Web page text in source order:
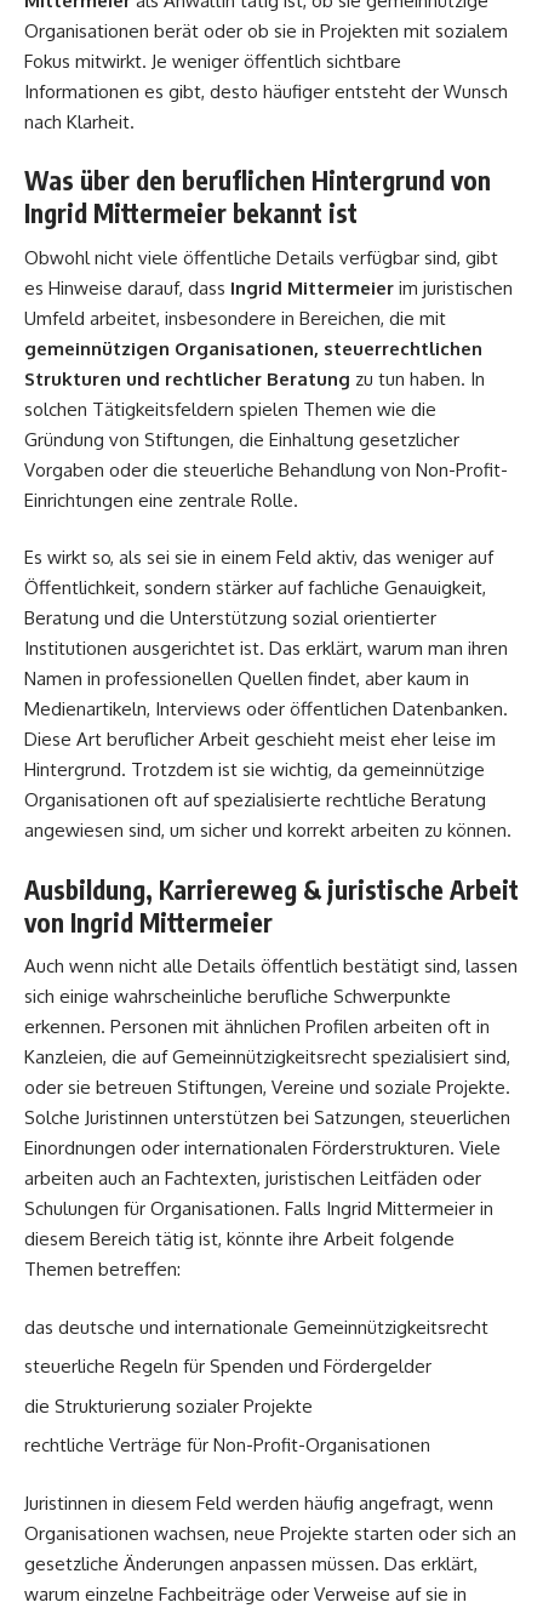
Organisationen berät oder ob sie in Projekten mit sozialem
Fokus mitwirkt. Je weniger öffentlich sichtbare
Informationen es gibt, desto häufiger entsteht der Wunsch
nach Klarheit.
Was über den beruflichen Hintergrund von
Ingrid Mittermeier bekannt ist
Obwohl nicht viele öffentliche Details verfügbar sind, gibt
es Hinweise darauf, dass Ingrid Mittermeier im juristischen
Umfeld arbeitet, insbesondere in Bereichen, die mit
gemeinnützigen Organisationen, steuerrechtlichen
Strukturen und rechtlicher Beratung zu tun haben. In
solchen Tätigkeitsfeldern spielen Themen wie die
Gründung von Stiftungen, die Einhaltung gesetzlicher
Vorgaben oder die steuerliche Behandlung von Non-Profit-
Einrichtungen eine zentrale Rolle.
Es wirkt so, als sei sie in einem Feld aktiv, das weniger auf
Öffentlichkeit, sondern stärker auf fachliche Genauigkeit,
Beratung und die Unterstützung sozial orientierter
Institutionen ausgerichtet ist. Das erklärt, warum man ihren
Namen in professionellen Quellen findet, aber kaum in
Medienartikeln, Interviews oder öffentlichen Datenbanken.
Diese Art beruflicher Arbeit geschieht meist eher leise im
Hintergrund. Trotzdem ist sie wichtig, da gemeinnützige
Organisationen oft auf spezialisierte rechtliche Beratung
angewiesen sind, um sicher und korrekt arbeiten zu können.
Ausbildung, Karriereweg & juristische Arbeit
von Ingrid Mittermeier
Auch wenn nicht alle Details öffentlich bestätigt sind, lassen
sich einige wahrscheinliche berufliche Schwerpunkte
erkennen. Personen mit ähnlichen Profilen arbeiten oft in
Kanzleien, die auf Gemeinnützigkeitsrecht spezialisiert sind,
oder sie betreuen Stiftungen, Vereine und soziale Projekte.
Solche Juristinnen unterstützen bei Satzungen, steuerlichen
Einordnungen oder internationalen Förderstrukturen. Viele
arbeiten auch an Fachtexten, juristischen Leitfäden oder
Schulungen für Organisationen. Falls Ingrid Mittermeier in
diesem Bereich tätig ist, könnte ihre Arbeit folgende
Themen betreffen:
das deutsche und internationale Gemeinnützigkeitsrecht
steuerliche Regeln für Spenden und Fördergelder
die Strukturierung sozialer Projekte
rechtliche Verträge für Non-Profit-Organisationen
Juristinnen in diesem Feld werden häufig angefragt, wenn
Organisationen wachsen, neue Projekte starten oder sich an
gesetzliche Änderungen anpassen müssen. Das erklärt,
warum einzelne Fachbeiträge oder Verweise auf sie in